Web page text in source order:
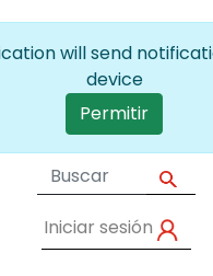
User
Iniciar sesión
will send
device
Permitir